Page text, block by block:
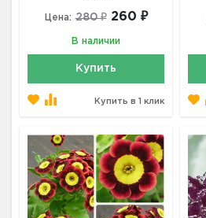
Цена: 280 ₽ 260 ₽
В наличии
Купить
Купить в 1 клик